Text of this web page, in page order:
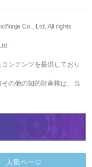
Co., Ltd. All rights
ンテンツを提供しており
の他の知的財産権は、当
人気ページ